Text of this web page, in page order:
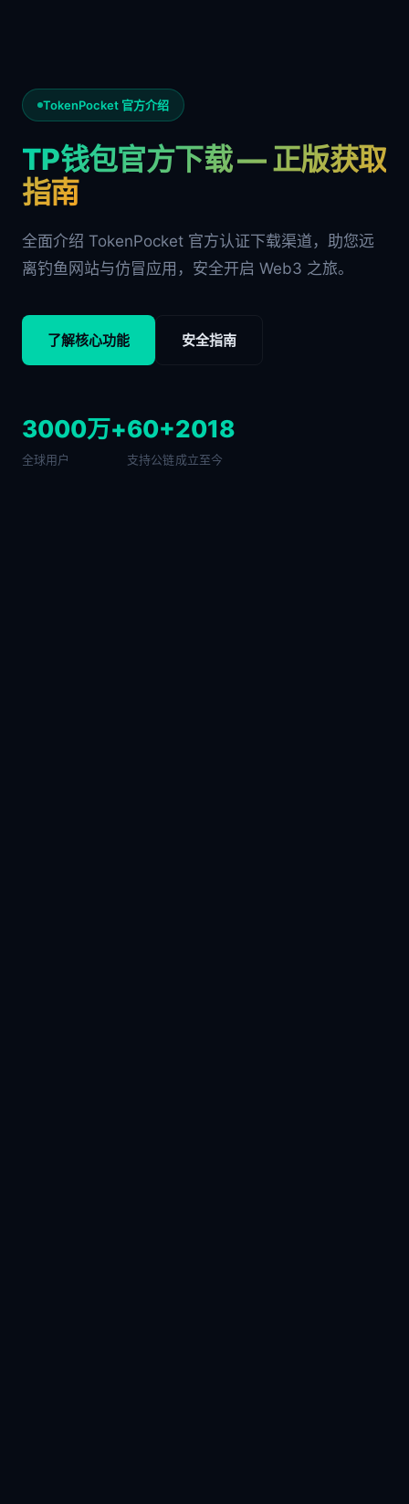
TokenPocket 官方介绍
TP钱包官方下载 — 正版获取
指南
全面介绍 TokenPocket 官方认证下载渠道，助您远
离钓鱼网站与仿冒应用，安全开启 Web3 之旅。
了解核心功能 安全指南
3000万+
全球用户
60+
支持公链
2018
成立至今